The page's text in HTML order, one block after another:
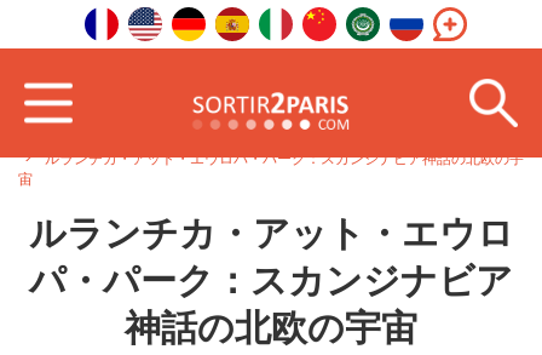
ルランチカ・アット・エウロパ・パーク：スカンジナビア神話の北欧の宇
宙
ルランチカ・アット・エウロ
パ・パーク：スカンジナビア
神話の北欧の宇宙